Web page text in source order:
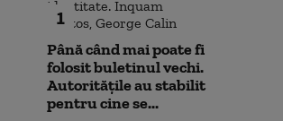
1
Până când mai poate fi
folosit buletinul vechi.
Autoritățile au stabilit
pentru cine se...